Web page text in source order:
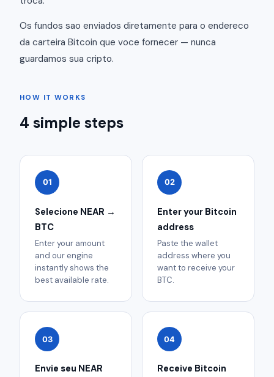
Os fundos sao enviados diretamente para o endereco
da carteira Bitcoin que voce fornecer — nunca
guardamos sua cripto.
HOW IT WORKS
4 simple steps
01
Selecione NEAR →
BTC
Enter your amount
and our engine
instantly shows the
best available rate.
02
Enter your Bitcoin
address
Paste the wallet
address where you
want to receive your
BTC.
03
Envie seu NEAR
04
Receive Bitcoin